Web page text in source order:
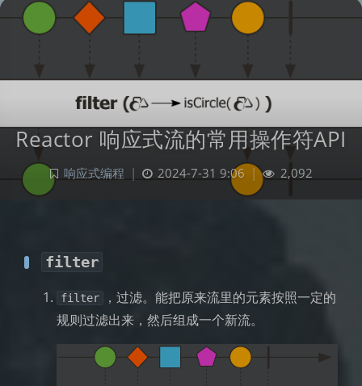
Reactor 响应式流的常用操作符API
响应式编程 2024-7-31 9:06 2,092
filter
filter
，过滤。能把原来流里的元素按照一定的
规则过滤出来，然后组成一个新流。